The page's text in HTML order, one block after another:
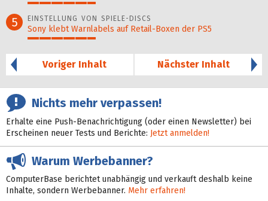
5 EINSTELLUNG VON SPIELE-DISCS
Sony klebt Warnlabels auf Retail-Boxen der PS5
Voriger Inhalt
Nächster Inhalt
Nichts mehr verpassen!
Erhalte eine Push-Benachrichtigung (oder einen Newsletter) bei
Erscheinen neuer Tests und Berichte: Jetzt anmelden!
Warum Werbebanner?
ComputerBase berichtet unabhängig und verkauft deshalb keine
Inhalte, sondern Werbebanner. Mehr erfahren!